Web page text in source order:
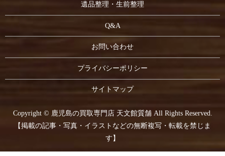
遺品整理・生前整理
Q&A
お問い合わせ
プライバシーポリシー
サイトマップ
Copyright © 鹿児島の買取専門店 天文館質舗 All Rights Reserved.
【掲載の記事・写真・イラストなどの無断複写・転載を禁じま
す】